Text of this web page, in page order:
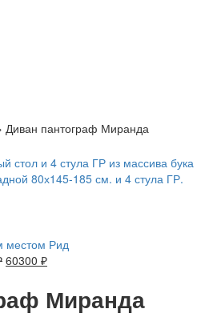
Диван пантограф Миранда
80х145-185 см. и 4 стула ГР.
60300 ₽
Миранда